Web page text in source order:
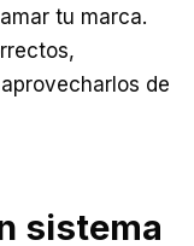
tu marca.
de
sistema